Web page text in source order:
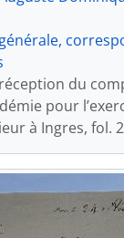
du
pour
à Ingres, fol.